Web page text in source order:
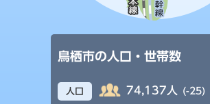
鳥栖市の人口・世帯数
人口 74,137人 (-25)